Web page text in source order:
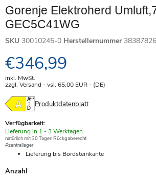
Gorenje Elektroherd
GEC5C41WG
SKU 30010245-0 Herstellernummer
Aktueller Preis
€346,99
inkl. MwSt.
zzgl. Versand - vsl. 65,00 EUR- (DE)
Produktdatenblatt
Verfügbarkeit:
Verfügbar
-
Lieferung in 1 - 3 Werktagen
natürlich mit 30 Tagen Rückgaberecht
#zentrallager
Lieferung bis Bordsteinkante
Anzahl